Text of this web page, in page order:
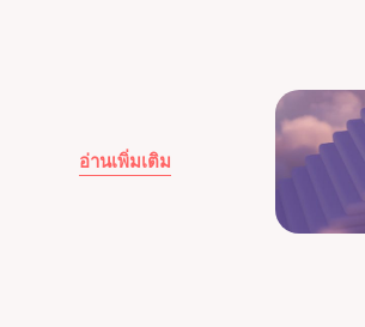
อ่านเพิ่มเติม